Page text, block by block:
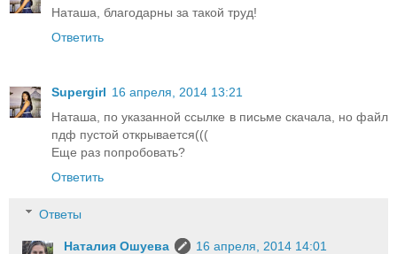
Наташа, благодарны за такой труд!
Ответить
Supergirl 16 апреля, 2014 13:21
Наташа, по указанной ссылке в письме скачала, но файл
пдф пустой открывается(((
Еще раз попробовать?
Ответить
Ответы
Наталия Ошуева
16 апреля, 2014 14:01